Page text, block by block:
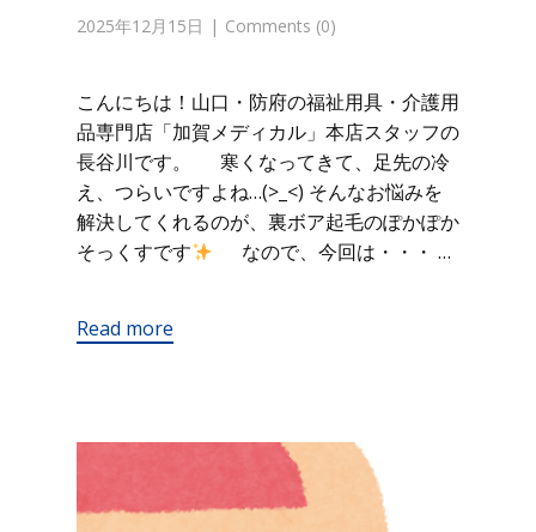
2025年12月15日 Comments (0)
こんにちは！山口・防府の福祉用具・介護用
品専門店「加賀メディカル」本店スタッフの
長谷川です。 寒くなってきて、足先の冷
え、つらいですよね…(>_<) そんなお悩みを
解決してくれるのが、裏ボア起毛のぽかぽか
そっくすです
なので、今回は・・・ …
Read more